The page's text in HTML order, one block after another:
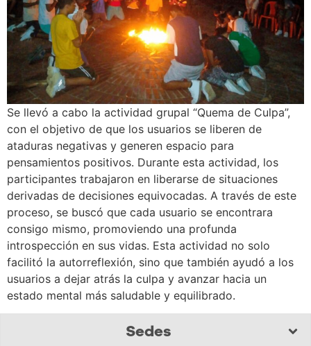
Se llevó a cabo la actividad grupal “Quema de Culpa”,
con el objetivo de que los usuarios se liberen de
ataduras negativas y generen espacio para
pensamientos positivos. Durante esta actividad, los
participantes trabajaron en liberarse de situaciones
derivadas de decisiones equivocadas. A través de este
proceso, se buscó que cada usuario se encontrara
consigo mismo, promoviendo una profunda
introspección en sus vidas. Esta actividad no solo
facilitó la autorreflexión, sino que también ayudó a los
usuarios a dejar atrás la culpa y avanzar hacia un
estado mental más saludable y equilibrado.
Sedes